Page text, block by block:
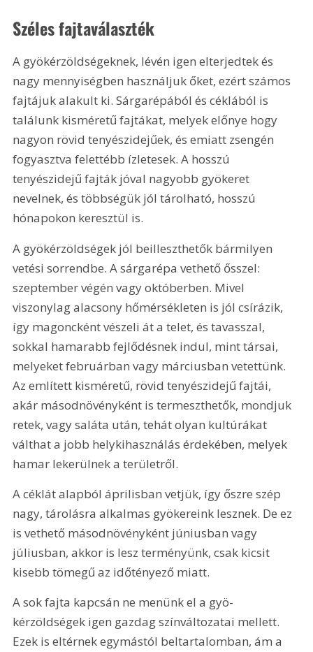
Széles fajtaválaszték
A gyökérzöldségeknek, lévén igen elterjedtek és
nagy mennyiségben használjuk őket, ezért számos
fajtájuk alakult ki. Sárgarépából és céklából is
találunk kisméretű fajtákat, melyek előnye hogy
nagyon rövid tenyészidejűek, és emiatt zsengén
fogyasztva felettébb ízletesek. A hosszú
tenyészidejű fajták jóval nagyobb gyökeret
nevelnek, és többségük jól tárolható, hosszú
hónapokon keresztül is.
A gyökérzöldségek jól beilleszthetők bármilyen
vetési sorrendbe. A sárgarépa vethető ősszel:
szeptember végén vagy októberben. Mivel
viszonylag alacsony hőmérsékleten is jól csírázik,
így magoncként vészeli át a telet, és tavasszal,
sokkal hamarabb fejlődésnek indul, mint társai,
melyeket februárban vagy márciusban vetettünk.
Az említett kisméretű, rövid tenyészidejű fajtái,
akár másodnövényként is termeszthetők, mondjuk
retek, vagy saláta után, tehát olyan kultúrákat
válthat a jobb helykihasználás érdekében, melyek
hamar lekerülnek a területről.
A céklát alapból áprilisban vetjük, így őszre szép
nagy, tárolásra alkalmas gyökereink lesznek. De ez
is vethető másodnövényként júniusban vagy
júliusban, akkor is lesz terményünk, csak kicsit
kisebb tömegű az időtényező miatt.
A sok fajta kapcsán ne menünk el a gyö­
kérzöldségek igen gazdag színváltozatai mellett.
Ezek is eltérnek egymástól beltartalomban, ám a